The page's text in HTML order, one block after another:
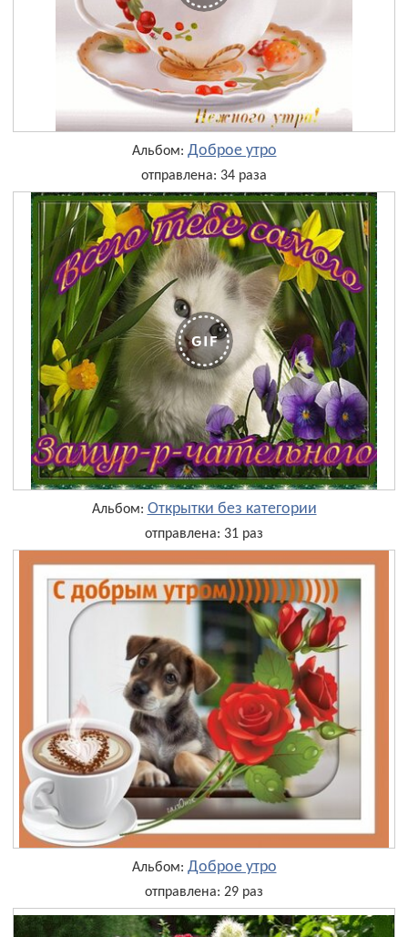
Альбом: Доброе утро
отправлена: 34 раза
Альбом: Открытки без категории
отправлена: 31 раз
Альбом: Доброе утро
отправлена: 29 раз